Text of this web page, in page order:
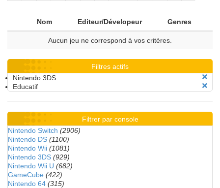
Nom Editeur/Dévelopeur Genres
Aucun jeu ne correspond à vos critères.
Filtres actifs
Nintendo 3DS
Educatif
Filtrer par console
Nintendo Switch (2906)
Nintendo DS (1100)
Nintendo Wii (1081)
Nintendo 3DS (929)
Nintendo Wii U (682)
GameCube (422)
Nintendo 64 (315)